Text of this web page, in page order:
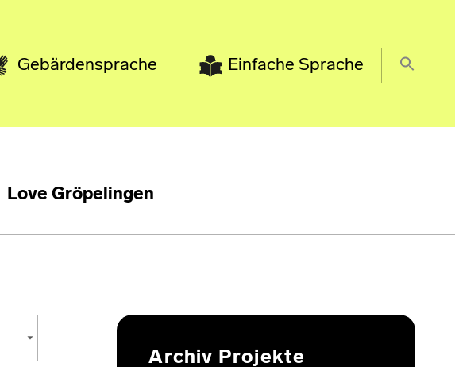
Gebärdensprache Einfache Sprache
Love Gröpelingen
Archiv Projekte